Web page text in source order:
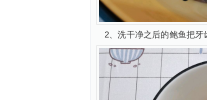
2、洗干净之后的鲍鱼把